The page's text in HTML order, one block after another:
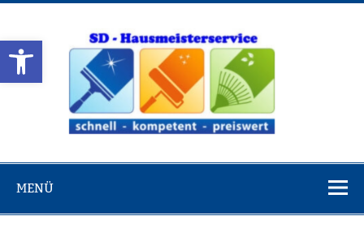
Werkzeugleiste öffnen
MENÜ